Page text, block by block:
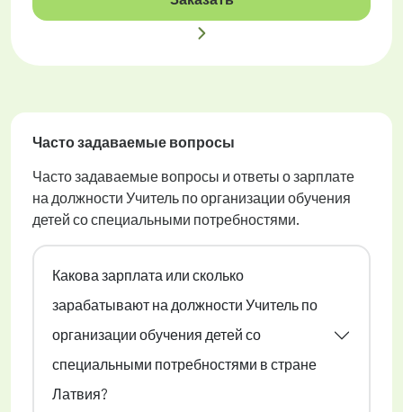
Часто задаваемые вопросы
Часто задаваемые вопросы и ответы о зарплате
на должности Учитель по организации обучения
детей со специальными потребностями.
Какова зарплата или сколько
зарабатывают на должности Учитель по
организации обучения детей со
специальными потребностями в стране
Латвия?